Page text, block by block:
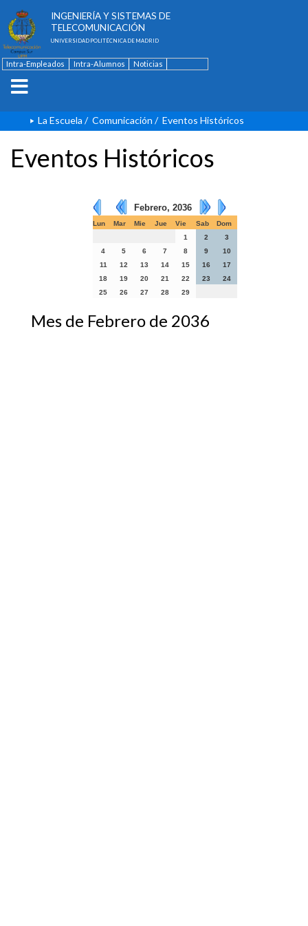
INGENIERÍA Y SISTEMAS DE
TELECOMUNICACIÓN
UNIVERSIDAD POLITÉCNICA DE MADRID
Intra-Empleados Intra-Alumnos
Noticias
La Escuela / Comunicación / Eventos Históricos
Eventos Históricos
Febrero, 2036
Lun Mar Mie Jue Vie Sab
Dom
1
2
3
4
5 6 7 8 9
10
11
12 13 14 15 16
17
18
19 20 21 22 23
24
25
26 27 28 29
Mes de Febrero de 2036